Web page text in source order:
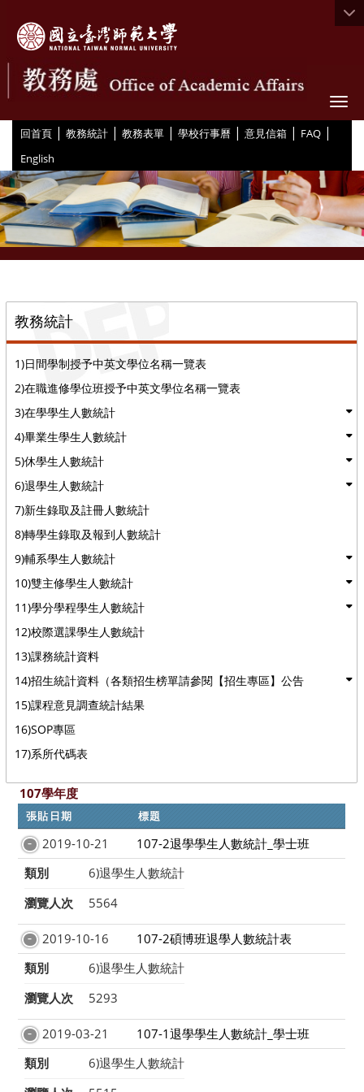
回首頁 | 教務統計 | 教務表單 | 學校行事曆 | 意見信箱 | FAQ |
English
教務統計
1)日間學制授予中英文學位名稱一覽表
2)在職進修學位班授予中英文學位名稱一覽表
3)在學學生人數統計
4)畢業生學生人數統計
5)休學生人數統計
6)退學生人數統計
7)新生錄取及註冊人數統計
8)轉學生錄取及報到人數統計
9)輔系學生人數統計
10)雙主修學生人數統計
11)學分學程學生人數統計
12)校際選課學生人數統計
13)課務統計資料
14)招生統計資料（各類招生榜單請參閱【招生專區】公告
15)課程意見調查統計結果
16)SOP專區
17)系所代碼表
107學年度
張貼日期 標題
2019-10-21
107-2退學學生人數統計_學士班
類別
6)退學生人數統計
瀏覽人次
5564
2019-10-16
107-2碩博班退學人數統計表
類別
6)退學生人數統計
瀏覽人次
5293
2019-03-21
107-1退學學生人數統計_學士班
類別
6)退學生人數統計